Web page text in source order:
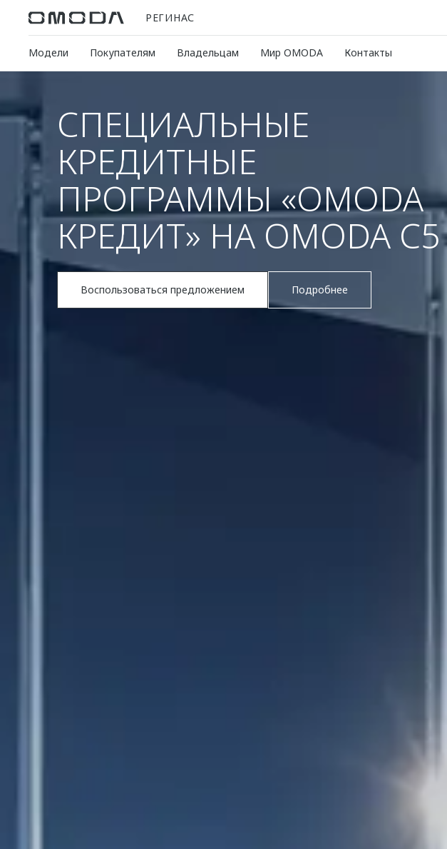
РЕГИНАС
Модели Покупателям Владельцам Мир OMODA Контакты
СПЕЦИАЛЬНЫЕ
КРЕДИТНЫЕ
ПРОГРАММЫ «OMODA
КРЕДИТ» НА OMODA C5
Воспользоваться предложением Подробнее